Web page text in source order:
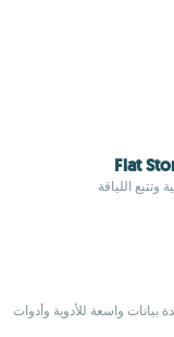
Flat
اللياقة
واسعة للأدوية وأدوات